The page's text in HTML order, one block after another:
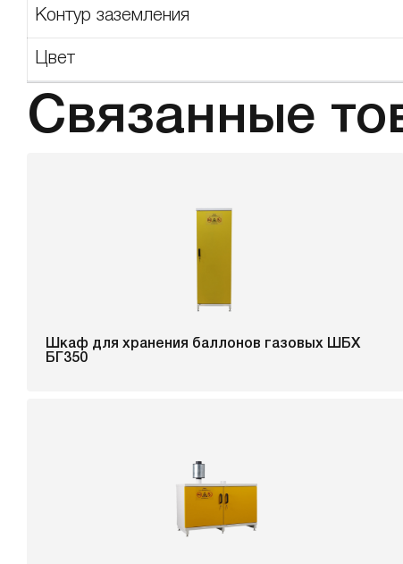
Контур заземления
Цвет
Связанные
Шкаф для хранения баллонов газовых ШБХ
БГ350